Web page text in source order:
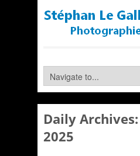
Daily Archives:
2025